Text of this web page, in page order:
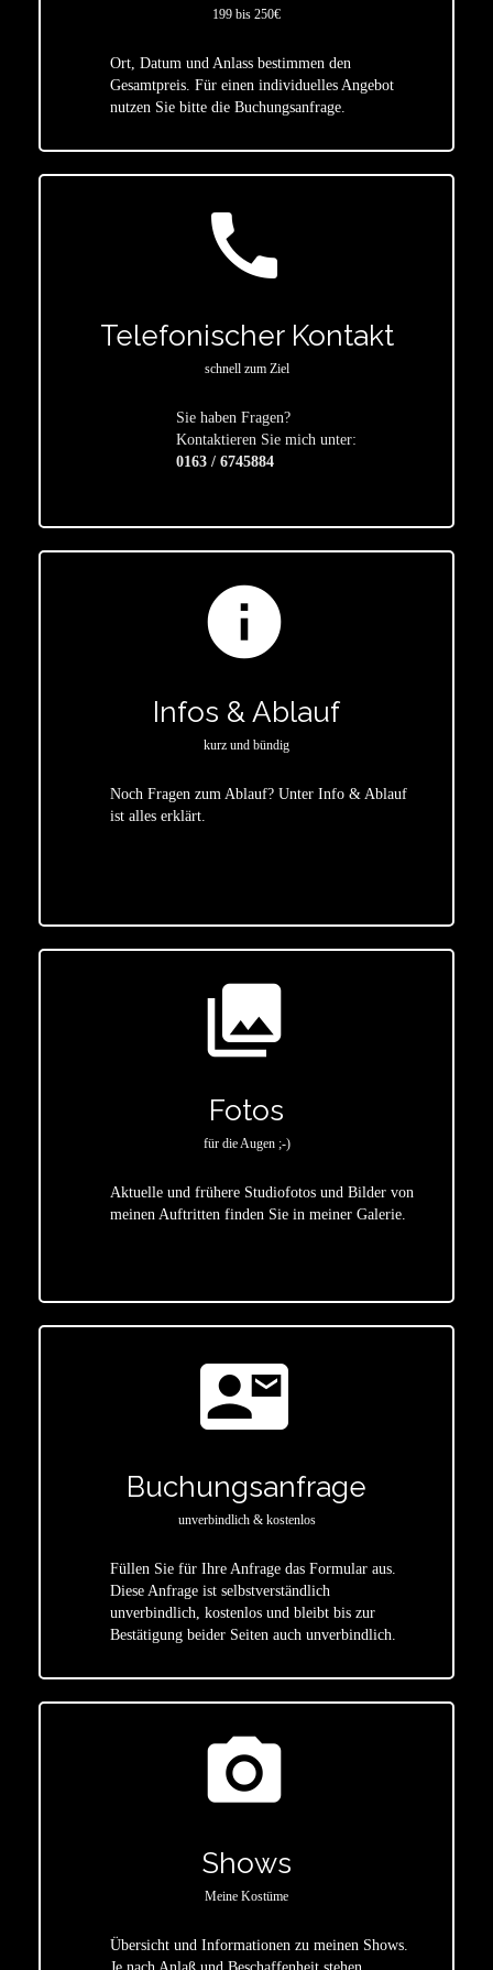
199 bis 250€
Ort, Datum und Anlass bestimmen den
Gesamtpreis. Für einen individuelles Angebot
nutzen Sie bitte die Buchungsanfrage.
call
Telefonischer Kontakt
schnell zum Ziel
Sie haben Fragen?
Kontaktieren Sie mich unter:
0163 / 6745884
info
Infos & Ablauf
kurz und bündig
Noch Fragen zum Ablauf? Unter Info & Ablauf
ist alles erklärt.
photo_library
Fotos
für die Augen ;-)
Aktuelle und frühere Studiofotos und Bilder von
meinen Auftritten finden Sie in meiner Galerie.
contact_mail
Buchungsanfrage
unverbindlich & kostenlos
Füllen Sie für Ihre Anfrage das Formular aus.
Diese Anfrage ist selbstverständlich
unverbindlich, kostenlos und bleibt bis zur
Bestätigung beider Seiten auch unverbindlich.
photo_camera
Shows
Meine Kostüme
Übersicht und Informationen zu meinen Shows.